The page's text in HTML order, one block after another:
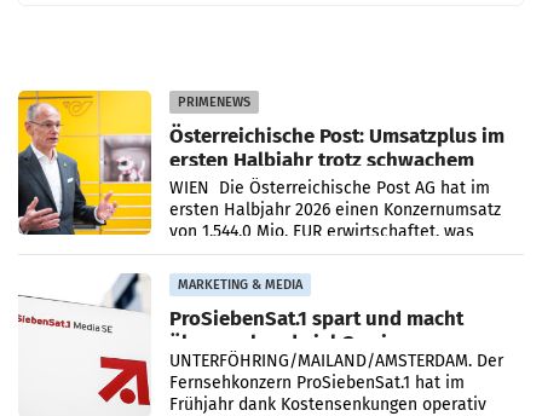
PRIMENEWS
Österreichische Post: Umsatzplus im
ersten Halbjahr trotz schwachem
Briefgeschäft
WIEN Die Österreichische Post AG hat im
ersten Halbjahr 2026 einen Konzernumsatz
von 1.544,0 Mio. EUR erwirtschaftet, was
einem Plus von 3,8 Prozent gegenüber dem
Vergleichszeitraum
MARKETING & MEDIA
ProSiebenSat.1 spart und macht
überraschend viel Gewinn
UNTERFÖHRING/MAILAND/AMSTERDAM. Der
Fernsehkonzern ProSiebenSat.1 hat im
Frühjahr dank Kostensenkungen operativ